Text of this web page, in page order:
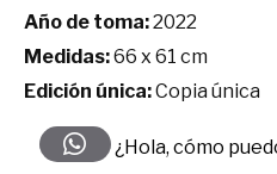
Año de toma:2022
Medidas:66 x 61 cm
Edición única:Copia única
¿Hola, cómo